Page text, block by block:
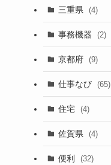
三重県 (4)
事務機器 (2)
京都府 (9)
仕事なび (65)
住宅 (4)
佐賀県 (4)
便利 (32)